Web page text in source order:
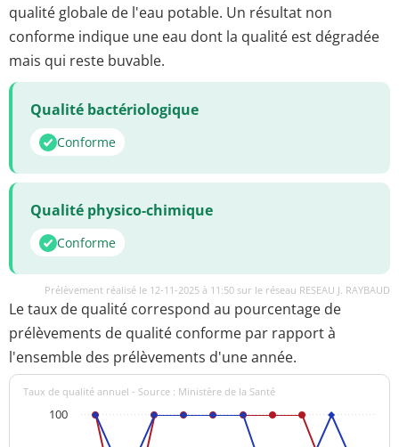
qualité globale de l'eau potable. Un résultat non
conforme indique une eau dont la qualité est dégradée
mais qui reste buvable.
Qualité bactériologique
Conforme
Qualité physico-chimique
Conforme
Prélèvement réalisé le 12-11-2025 à 11:50 sur le réseau RESEAU J. RAYBAUD
Le taux de qualité correspond au pourcentage de
prélèvements de qualité conforme par rapport à
l'ensemble des prélèvements d'une année.
Taux de qualité annuel - Source : Ministère de la Santé
100